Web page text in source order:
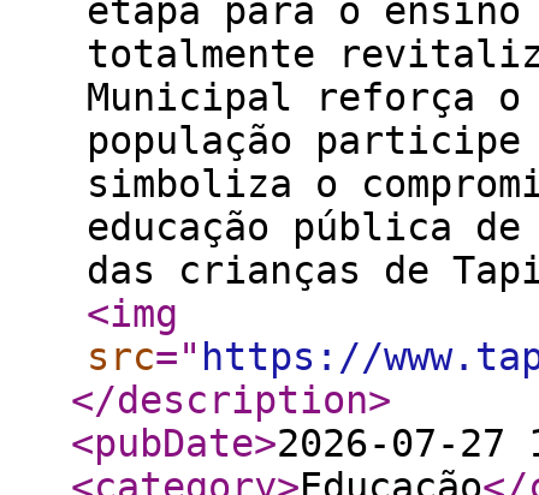
etapa para o ensino
totalmente
Municipal reforça o
população participe
simboliza o
educação pública
das crianças de
<img
src=" https://
</description>
<pubDate>2026-07-27